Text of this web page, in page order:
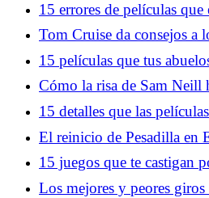
15 errores de películas
hayan llegado al montaje
Tom Cruise da consejos a
YouTube y Gen-Z
15 películas que tus
hacerte ver
Cómo la risa de Sam Neill
metamomento más
aterrador
15 detalles que las
El reinicio de Pesadilla en
deshacerse de Freddy
15 juegos que te castigan
Los mejores y peores